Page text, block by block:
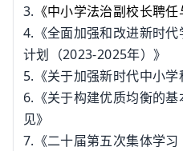
3. 《中小学法治副校长聘
4. 《全面加强和改进新时
计划（2023-2025年）》
5. 《关于加强新时代中小
6. 《关于构建优质均衡的
见》
7. 《二十届第五次集体学